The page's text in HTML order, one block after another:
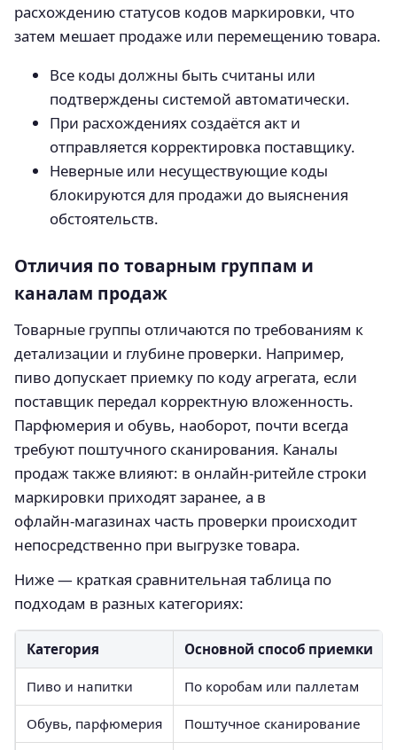
расхождению статусов кодов маркировки, что
затем мешает продаже или перемещению товара.
Все коды должны быть считаны или
подтверждены системой автоматически.
При расхождениях создаётся акт и
отправляется корректировка поставщику.
Неверные или несуществующие коды
блокируются для продажи до выяснения
обстоятельств.
Отличия по товарным группам и
каналам продаж
Товарные группы отличаются по требованиям к
детализации и глубине проверки. Например,
пиво допускает приемку по коду агрегата, если
поставщик передал корректную вложенность.
Парфюмерия и обувь, наоборот, почти всегда
требуют поштучного сканирования. Каналы
продаж также влияют: в онлайн‑ритейле строки
маркировки приходят заранее, а в
офлайн‑магазинах часть проверки происходит
непосредственно при выгрузке товара.
Ниже — краткая сравнительная таблица по
подходам в разных категориях:
Категория Основной способ приемки
Пиво и напитки По коробам или паллетам
Обувь, парфюмерия Поштучное сканирование